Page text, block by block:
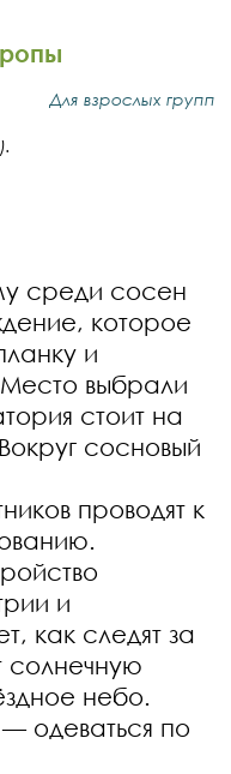
Для взрослых групп
среди сосен
которое
и
выбрали
стоит на
сосновый
проводят к
и
как следят за
солнечную
небо.
одеваться по